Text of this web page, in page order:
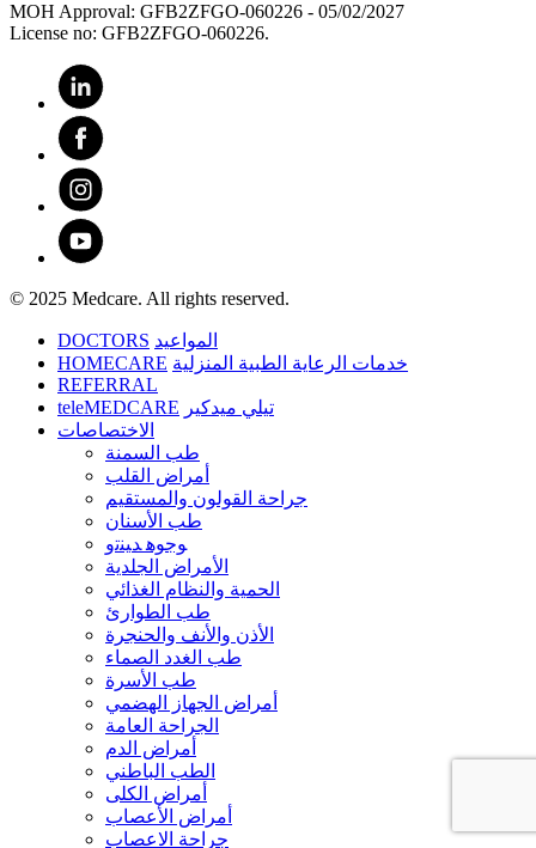
MOH Approval: GFB2ZFGO-060226 - 05/02/2027
License no: GFB2ZFGO-060226.
© 2025 Medcare. All rights reserved.
DOCTORS المواعيد
HOMECARE خدمات الرعاية الطبية المنزلية
REFERRAL
teleMEDCARE تيلي ميدكير
الاختصاصات
طب السمنة
أمراض القلب
جراحة القولون والمستقيم
طب الأسنان
ﻮﺟﻮﻫ ﺪﻴﻨﺗﻭ
الأمراض الجلدية
الحمية والنظام الغذائي
طب الطوارئ
الأذن والأنف والحنجرة
طب الغدد الصماء
طب الأسرة
أمراض الجهاز الهضمي
الجراحة العامة
أمراض الدم
الطب الباطني
أمراض الكلى
أمراض الأعصاب
جراحة الاعصاب